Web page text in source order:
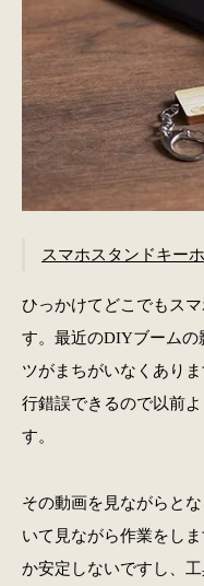
スマホスタンドキー
ひっかけてどこでもス
す。最近のDIYブームの
ツがまちがいなくあり
行錯誤できるので以前
す。
その動画を見ながらと
いて見ながら作業をし
か安定しないですし、